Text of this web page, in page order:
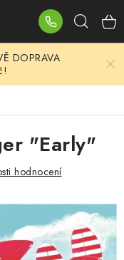
DOPRAVA
"Early"
hodnocení